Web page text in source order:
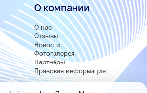
О компании
О нас
Отзывы
Новости
Фотогалерея
Партнёры
Правовая информация